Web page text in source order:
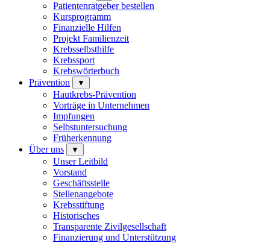
Patientenratgeber bestellen
Kursprogramm
Finanzielle Hilfen
Projekt Familienzeit
Krebsselbsthilfe
Krebssport
Krebswörterbuch
Prävention
▼
Hautkrebs-Prävention
Vorträge in Unternehmen
Impfungen
Selbstuntersuchung
Früherkennung
Über uns
▼
Unser Leitbild
Vorstand
Geschäftsstelle
Stellenangebote
Krebsstiftung
Historisches
Transparente Zivilgesellschaft
Finanzierung und Unterstützung